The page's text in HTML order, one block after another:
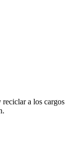
a los